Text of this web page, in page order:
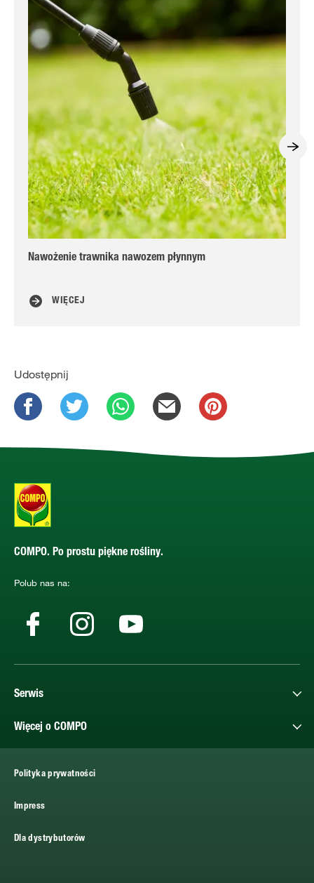
Nawożenie trawnika nawozem płynnym
WIĘCEJ
Udostępnij
COMPO. Po prostu piękne rośliny.
Polub nas na:
Serwis
Więcej o COMPO
Polityka prywatności
Impress
Dla dystrybutorów